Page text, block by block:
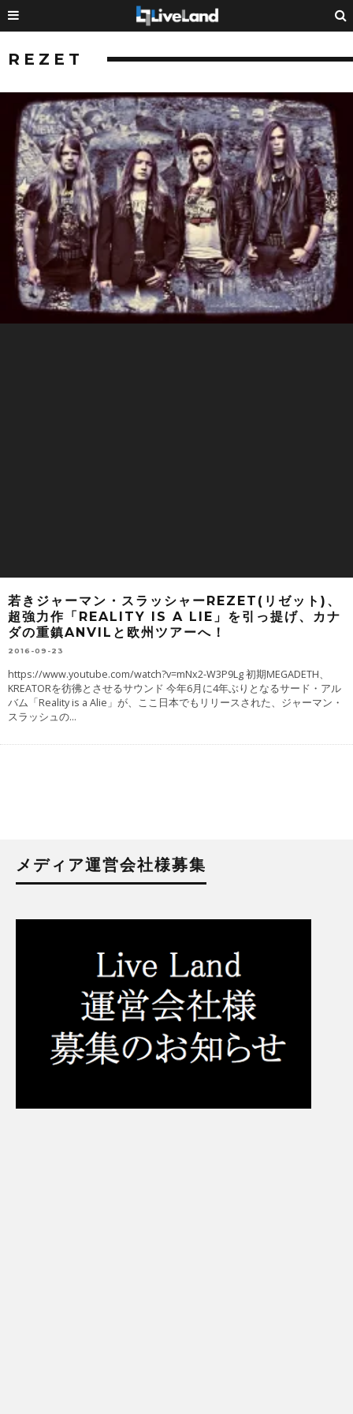
REZET
若きジャーマン・スラッシャーREZET(リゼット)、
超強力作「REALITY IS A LIE」を引っ提げ、カナ
ダの重鎮ANVILと欧州ツアーへ！
2016-09-23
https://www.youtube.com/watch?v=mNx2-W3P9Lg 初期MEGADETH、
KREATORを彷彿とさせるサウンド 今年6月に4年ぶりとなるサード・アル
バム「Reality is a Alie」が、ここ日本でもリリースされた、ジャーマン・
スラッシュの...
メディア運営会社様募集